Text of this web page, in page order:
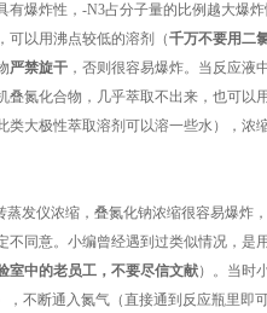
有爆炸性，-N3占分子量的比例越大爆
可以用沸点较低的溶剂（千万不要用二
严禁旋干 ，否则很容易爆炸。当反应液
叠氮化合物，几乎萃取不出来，也可
类大极性萃取溶剂可以溶一些水），
蒸发仪浓缩，叠氮化钠浓缩很容易爆
不同意。小编曾经遇到过类似情况，
室中的老员工，不要尽信文献）。当时
不断通入氮气（直接通到反应瓶里即